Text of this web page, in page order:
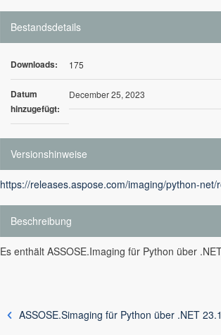
Bestandsdetails
Downloads: 175
Datum
hinzugefügt:
December 25, 2023
Versionshinweise
https://releases.aspose.com/imaging/python-
Beschreibung
Es enthält ASSOSE.Imaging für Python über
ASSOSE.Simaging für Python über .NET